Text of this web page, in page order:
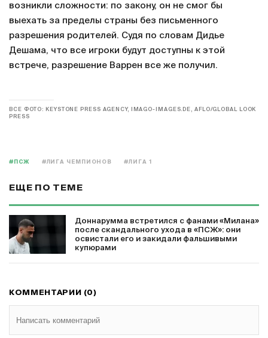
легендой клуба».
его выездом в Грецию на матч отбора к Евро-2024
разрешения родителей. Судя по словам Дидье
встрече, разрешение Варрен все же получил.
ВСЕ ФОТО: KEYSTONE PRESS AGENCY, IMAGO-IMAGES.DE, AFLO/GLOBAL LOOK
PRESS
#ПСЖ #ЛИГА ЧЕМПИОНОВ
ЕЩЕ ПО ТЕМЕ